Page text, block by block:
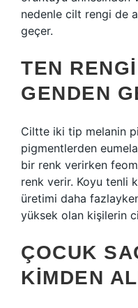
nedenle cilt rengi de
geçer.
TEN
GENDEN
Ciltte iki tip melanin
pigmentlerden
bir renk verirken
renk verir. Koyu tenli
üretimi daha
yüksek olan kişilerin
ÇOCUK
KIMDEN